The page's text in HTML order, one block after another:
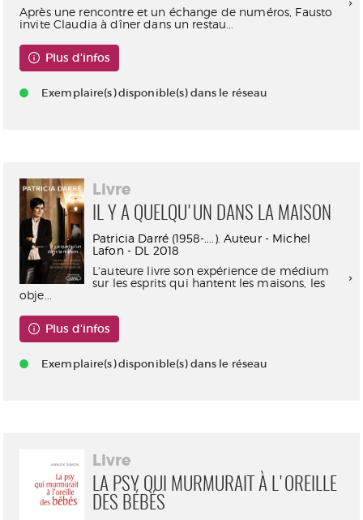
Après une rencontre et un échange de numéros, Fausto
invite Claudia à dîner dans un restau...
Plus d'infos
Exemplaire(s) disponible(s) dans le réseau
Livre
IL Y A QUELQU'UN DANS LA MAISON
Patricia Darré (1958-....). Auteur - Michel
Lafon - DL 2018
L'auteure livre son expérience de médium
sur les esprits qui hantent les maisons, les
obje...
Plus d'infos
Exemplaire(s) disponible(s) dans le réseau
Livre
LA PSY QUI MURMURAIT À L'OREILLE
DES BÉBÉS